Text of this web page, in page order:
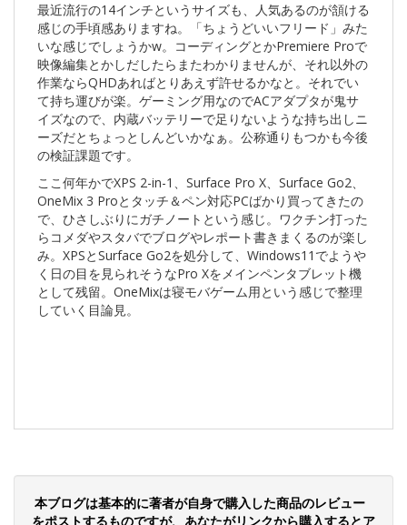
最近流行の14インチというサイズも、人気あるのが頷ける
感じの手頃感ありますね。「ちょうどいいフリード」みた
いな感じでしょうかw。コーディングとかPremiere Proで
映像編集とかしだしたらまたわかりませんが、それ以外の
作業ならQHDあればとりあえず許せるかなと。それでい
て持ち運びが楽。ゲーミング用なのでACアダプタが鬼サ
イズなので、内蔵バッテリーで足りないような持ち出しニ
ーズだとちょっとしんどいかなぁ。公称通りもつかも今後
の検証課題です。
ここ何年かでXPS 2-in-1、Surface Pro X、Surface Go2、
OneMix 3 Proとタッチ＆ペン対応PCばかり買ってきたの
で、ひさしぶりにガチノートという感じ。ワクチン打った
らコメダやスタバでブログやレポート書きまくるのが楽し
み。XPSとSurface Go2を処分して、Windows11でようや
く日の目を見られそうなPro Xをメインペンタブレット機
として残留。OneMixは寝モバゲーム用という感じで整理
していく目論見。
本ブログは基本的に著者が自身で購入した商品のレビュー
をポストするものですが、あなたがリンクから購入するとア